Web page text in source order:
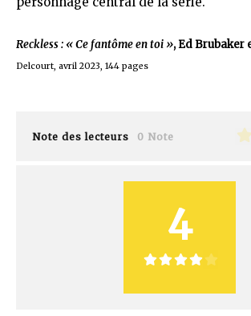
Reckless : « Ce fantôme en toi », Ed Brubaker
Delcourt, avril 2023, 144 pages
Note des lecteurs 0 Note
4